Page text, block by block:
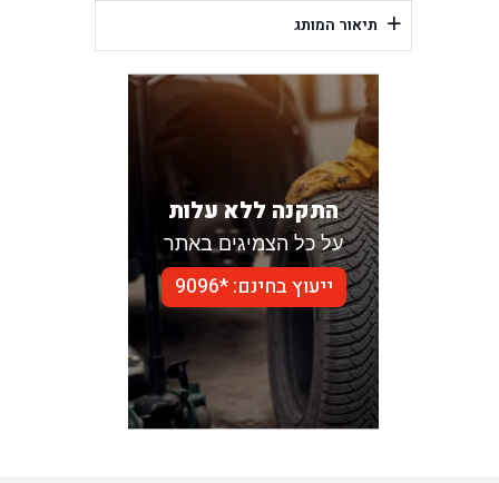
+ תיאור המותג
התקנה ללא עלות
על כל הצמיגים באתר
ייעוץ בחינם: *9096